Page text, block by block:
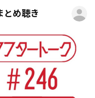
とめ聴き